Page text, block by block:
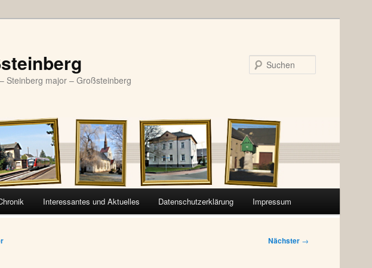
Steinberg major – Großsteinberg
Interessantes und Aktuelles Datenschutzerklärung Impressum
Nächster →